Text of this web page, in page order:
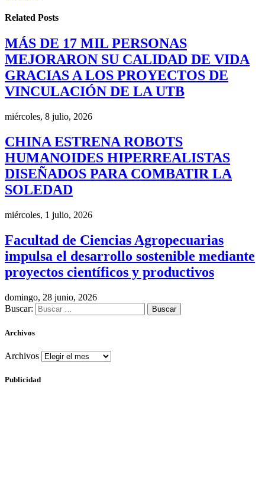
Related Posts
MÁS DE 17 MIL PERSONAS
MEJORARON SU CALIDAD DE VIDA
GRACIAS A LOS PROYECTOS DE
VINCULACIÓN DE LA UTB
miércoles, 8 julio, 2026
CHINA ESTRENA ROBOTS
HUMANOIDES HIPERREALISTAS
DISEÑADOS PARA COMBATIR LA
SOLEDAD
miércoles, 1 julio, 2026
Facultad de Ciencias Agropecuarias
impulsa el desarrollo sostenible mediante
proyectos científicos y productivos
domingo, 28 junio, 2026
Buscar:
Archivos
Archivos
Publicidad